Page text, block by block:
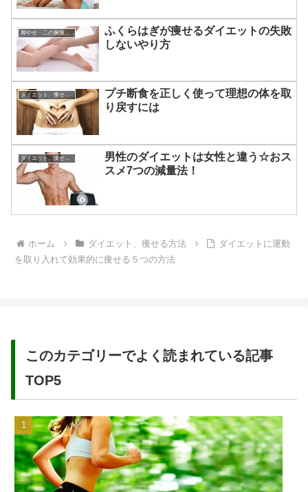
ふくらはぎが痩せるダイエットの失敗
しないやり方
ダイエット、痩せる方法
プチ断食を正しく使って理想の体を取
り戻すには
ダイエット、痩せる方法
男性のダイエットは女性と違う☆おス
スメ7つの減量法！
ホーム ダイエット、痩せる方法
ダイエットに運動
を取り入れて効果的に痩せる５つの方法
このカテゴリーでよく読まれている記事
TOP5